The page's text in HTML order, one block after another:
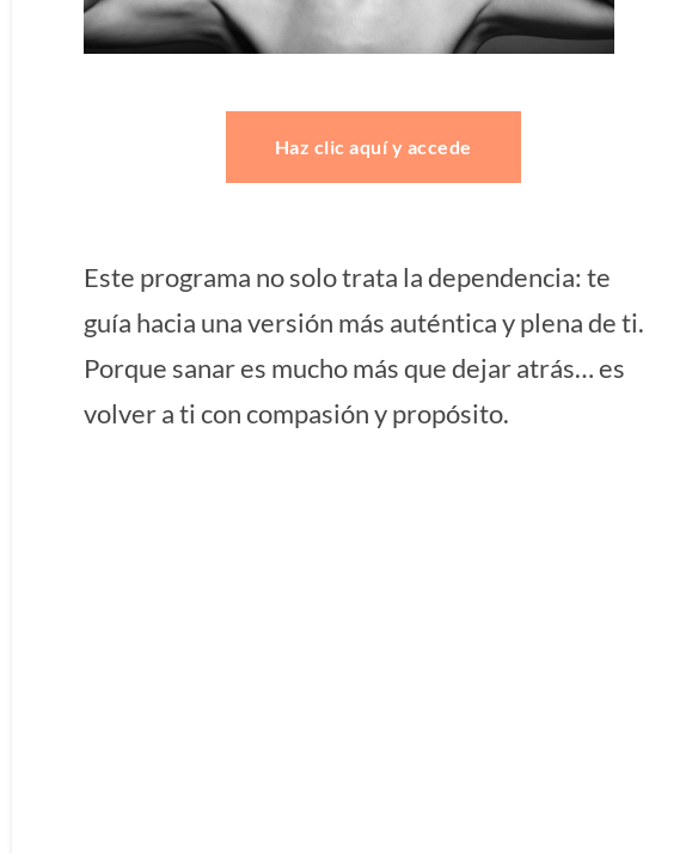
Haz clic aquí y accede
Este programa no solo trata la dependencia: te
guía hacia una versión más auténtica y plena de ti.
Porque sanar es mucho más que dejar atrás… es
volver a ti con compasión y propósito.